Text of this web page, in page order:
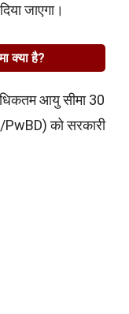
जाएगा।
क्या है?
आयु सीमा 30
PwBD) को सरकारी